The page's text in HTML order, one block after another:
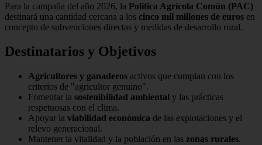
Para la campaña del año 2026, la Política Agrícola Común (PAC)
destinará una cantidad cercana a los cinco mil millones de euros en
concepto de subvenciones directas y medidas de desarrollo rural.
Destinatarios y Objetivos
Agricultores y ganaderos activos que cumplan con los
criterios de "agricultor genuino".
Fomentar la sostenibilidad ambiental y las prácticas
respetuosas con el clima.
Apoyar la viabilidad económica de las explotaciones y el
relevo generacional.
Mantener la vitalidad y la población en las zonas rurales.